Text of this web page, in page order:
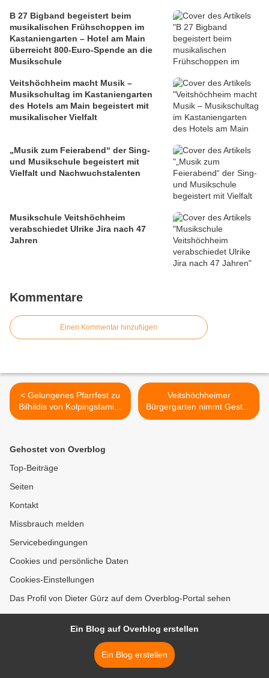
B 27 Bigband begeistert beim
musikalischen Frühschoppen im
Kastaniengarten – Hotel am Main
überreicht 800-Euro-Spende an die
Musikschule
Veitshöchheim macht Musik –
Musikschultag im Kastaniengarten
des Hotels am Main begeistert mit
musikalischer Vielfalt
„Musik zum Feierabend“ der Sing-
und Musikschule begeistert mit
Vielfalt und Nachwuchstalenten
Musikschule Veitshöchheim
verabschiedet Ulrike Jira nach 47
Jahren
Kommentare
Einen Kommentar hinzufügen
< Gelungenes Pfarrfest zu
Bilhildis von Kolpingsfamilie
und Pfarrgemeinderat St.
Veitshöchheimer
Bürgergarten nimmt Gestalt
an - Einladung
Gehostet von Overblog
Top-Beiträge
Seiten
Kontakt
Missbrauch melden
Servicebedingungen
Cookies und persönliche Daten
Cookies-Einstellungen
Das Profil von Dieter Gürz auf dem Overblog-Portal sehen
Ein Blog auf Overblog erstellen
Ein Blog erstellen